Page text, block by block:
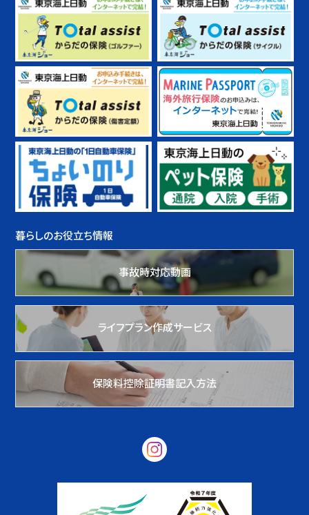
暮らしのお役立ち情報
事故時対応動画
ライフプラン作成サービス
保険料控除証明書記入方法